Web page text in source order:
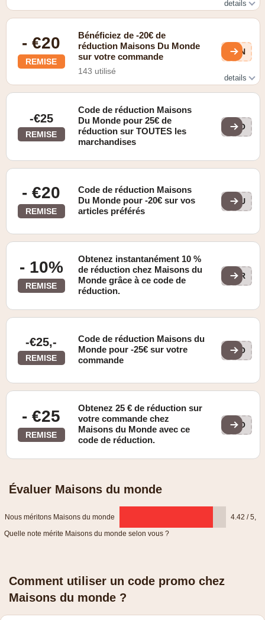
details
réduction sur votre premier achat.
- €20
REMISE
Bénéficiez de -20€ de
réduction Maisons Du Monde
sur votre commande
143 utilisé
VDN
details
-€25
REMISE
Code de réduction Maisons
Du Monde pour 25€ de
réduction sur TOUTES les
marchandises
WOO
- €20
REMISE
Code de réduction Maisons
Du Monde pour -20€ sur vos
articles préférés
NOU
- 10%
REMISE
Obtenez instantanément 10 %
de réduction chez Maisons du
Monde grâce à ce code de
réduction.
AVR
-€25,-
REMISE
Code de réduction Maisons du
Monde pour -25€ sur votre
commande
WOO
- €25
REMISE
Obtenez 25 € de réduction sur
votre commande chez
Maisons du Monde avec ce
code de réduction.
WOO
Évaluer Maisons du monde
Nous méritons Maisons du monde 4.42 / 5
Quelle note mérite Maisons du monde selon vous ?
Comment utiliser un code promo chez
Maisons du monde ?